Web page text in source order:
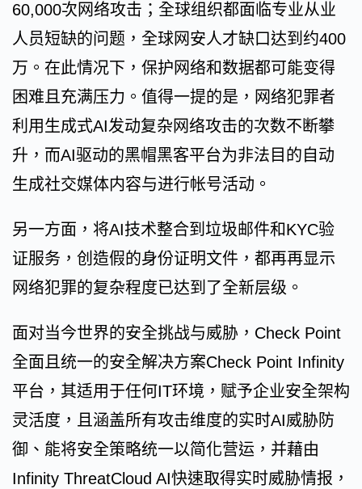
60,000次网络攻击；全球组织都面临专业从业
人员短缺的问题，全球网安人才缺口达到约400
万。在此情况下，保护网络和数据都可能变得
困难且充满压力。值得一提的是，网络犯罪者
利用生成式AI发动复杂网络攻击的次数不断攀
升，而AI驱动的黑帽黑客平台为非法目的自动
生成社交媒体内容与进行帐号活动。
另一方面，将AI技术整合到垃圾邮件和KYC验
证服务，创造假的身份证明文件，都再再显示
网络犯罪的复杂程度已达到了全新层级。
面对当今世界的安全挑战与威胁，Check Point
全面且统一的安全解决方案Check Point Infinity
平台，其适用于任何IT环境，赋予企业安全架构
灵活度，且涵盖所有攻击维度的实时AI威胁防
御、能将安全策略统一以简化营运，并藉由
Infinity ThreatCloud AI快速取得实时威胁情报，